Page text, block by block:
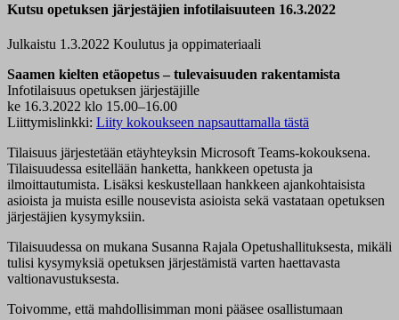
Kutsu opetuksen järjestäjien infotilaisuuteen 16.3.2022
Julkaistu 1.3.2022 Koulutus ja oppimateriaali
Saamen kielten etäopetus – tulevaisuuden rakentamista
Infotilaisuus opetuksen järjestäjille
ke 16.3.2022 klo 15.00–16.00
Liittymislinkki: Liity kokoukseen napsauttamalla tästä
Tilaisuus järjestetään etäyhteyksin Microsoft Teams-kokouksena.
Tilaisuudessa esitellään hanketta, hankkeen opetusta ja
ilmoittautumista. Lisäksi keskustellaan hankkeen ajankohtaisista
asioista ja muista esille nousevista asioista sekä vastataan opetuksen
järjestäjien kysymyksiin.
Tilaisuudessa on mukana Susanna Rajala Opetushallituksesta, mikäli
tulisi kysymyksiä opetuksen järjestämistä varten haettavasta
valtionavustuksesta.
Toivomme, että mahdollisimman moni pääsee osallistumaan